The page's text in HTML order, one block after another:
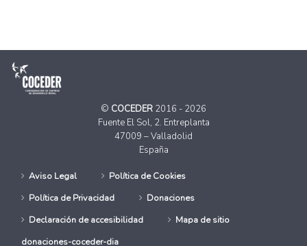
© COCEDER 2016 - 2026
Fuente El Sol, 2. Entreplanta
47009 – Valladolid
España
Aviso Legal
Política de Cookies
Política de Privacidad
Donaciones
Declaración de accesibilidad
Mapa de sitio
donaciones-coceder-dia